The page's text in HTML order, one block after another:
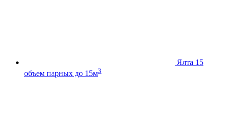
Ялта 15
объем парных до 15м3